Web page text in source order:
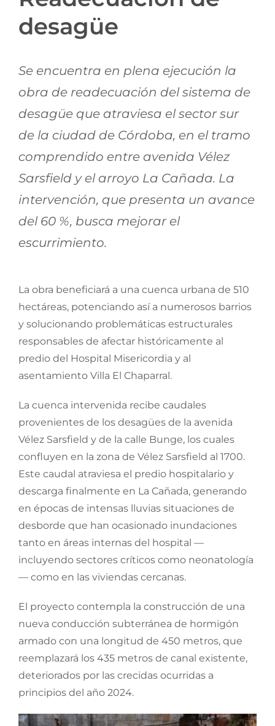
Socios
Contacto
desagüe
Se encuentra en plena ejecución la
obra de readecuación del sistema de
desagüe que atraviesa el sector sur
de la ciudad de Córdoba, en el tramo
comprendido entre avenida Vélez
Sarsfield y el arroyo La Cañada. La
intervención, que presenta un avance
del 60 %, busca mejorar el
escurrimiento.
La obra beneficiará a una cuenca urbana de 510
hectáreas, potenciando así a numerosos barrios
y solucionando problemáticas estructurales
responsables de afectar históricamente al
predio del Hospital Misericordia y al
asentamiento Villa El Chaparral.
La cuenca intervenida recibe caudales
provenientes de los desagües de la avenida
Vélez Sarsfield y de la calle Bunge, los cuales
confluyen en la zona de Vélez Sarsfield al 1700.
Este caudal atraviesa el predio hospitalario y
descarga finalmente en La Cañada, generando
en épocas de intensas lluvias situaciones de
desborde que han ocasionado inundaciones
tanto en áreas internas del hospital —
incluyendo sectores críticos como neonatología
— como en las viviendas cercanas.
El proyecto contempla la construcción de una
nueva conducción subterránea de hormigón
armado con una longitud de 450 metros, que
reemplazará los 435 metros de canal existente,
deteriorados por las crecidas ocurridas a
principios del año 2024.